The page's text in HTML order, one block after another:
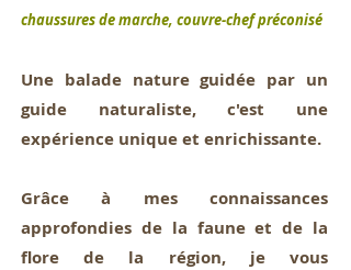
chaussures de marche, couvre-chef préconisé
Une balade nature guidée par un
guide naturaliste, c'est une
expérience unique et enrichissante.
Grâce à mes connaissances
approfondies de la faune et de la
flore de la région, je vous